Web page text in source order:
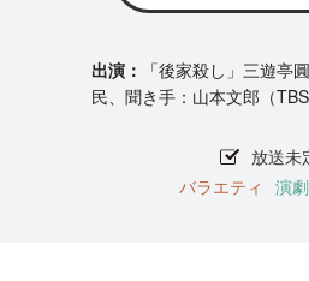
「後家殺し」三遊亭
民、聞き手：山本文郎（TBS
放送未
バラエティ
演